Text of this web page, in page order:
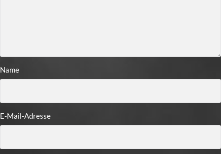
Name
E-Mail-Adresse